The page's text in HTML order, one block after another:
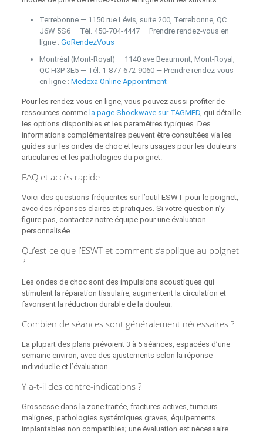
Terrebonne — 1150 rue Lévis, suite 200, Terrebonne, QC
J6W 5S6 — Tél. 450‑704‑4447 — Prendre rendez‑vous en
ligne : GoRendezVous
Montréal (Mont‑Royal) — 1140 ave Beaumont, Mont‑Royal,
QC H3P 3E5 — Tél. 1‑877‑672‑9060 — Prendre rendez‑vous
en ligne : Medexa Online Appointment
Pour les rendez‑vous en ligne, vous pouvez aussi profiter de
ressources comme la page Shockwave sur TAGMED, qui détaille
les options disponibles et les paramètres typiques. Des
informations complémentaires peuvent être consultées via les
guides sur les ondes de choc et leurs usages pour les douleurs
articulaires et les pathologies du poignet.
FAQ et accès rapide
Voici des questions fréquentes sur l’outil ESWT pour le poignet,
avec des réponses claires et pratiques. Si votre question n’y
figure pas, contactez notre équipe pour une évaluation
personnalisée.
Qu’est-ce que l’ESWT et comment s’applique au poignet
?
Les ondes de choc sont des impulsions acoustiques qui
stimulent la réparation tissulaire, augmentent la circulation et
favorisent la réduction durable de la douleur.
Combien de séances sont généralement nécessaires ?
La plupart des plans prévoient 3 à 5 séances, espacées d’une
semaine environ, avec des ajustements selon la réponse
individuelle et l’évaluation.
Y a-t-il des contre-indications ?
Grossesse dans la zone traitée, fractures actives, tumeurs
malignes, pathologies systémiques graves, équipements
implantables non compatibles; une évaluation est nécessaire